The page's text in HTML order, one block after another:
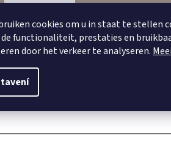
cookies om u in staat te stellen
functionaliteit, prestaties en
door het verkeer te analyseren.